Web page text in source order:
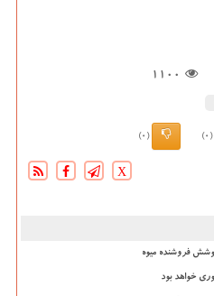
1100
(0)
(0)
X